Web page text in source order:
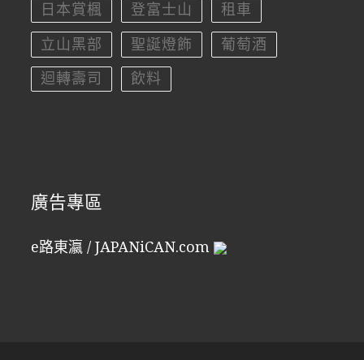
日本賞楓 登富士山 租車
立山黑部 聖誕燈飾 葡萄酒
迴轉壽司 飲料
廣告專區
e路東瀛 / JAPANiCAN.com